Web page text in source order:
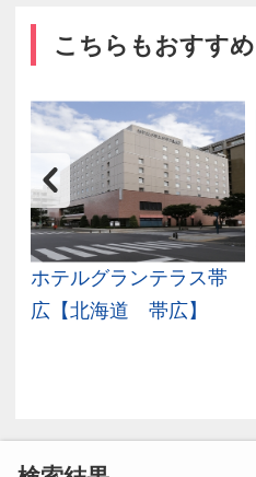
こちらもおすすめ
ホテルグランテラス帯
広【北海道 帯広】